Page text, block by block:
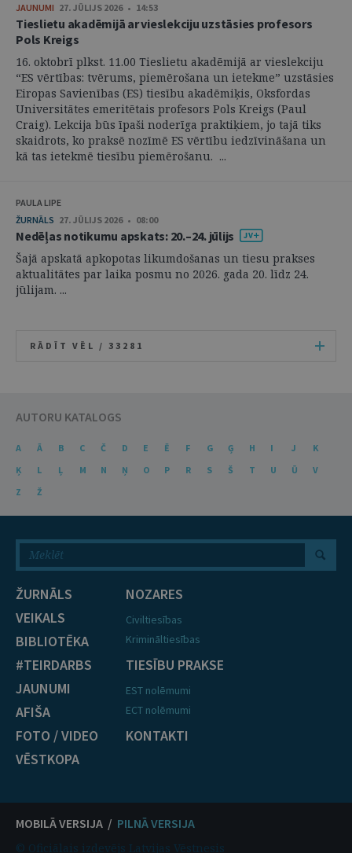
JAUNUMI 27. JŪLIJS 2026 • 14:53
Tieslietu akadēmijā ar vieslekciju uzstāsies profesors
Pols Kreigs
16. oktobrī plkst. 11.00 Tieslietu akadēmijā ar vieslekciju
“ES vērtības: tvērums, piemērošana un ietekme” uzstāsies
Eiropas Savienības (ES) tiesību akadēmiķis, Oksfordas
Universitātes emeritētais profesors Pols Kreigs (Paul
Craig). Lekcija būs īpaši noderīga praktiķiem, jo tajā tiks
skaidrots, ko praksē nozīmē ES vērtību iedzīvināšana un
kā tas ietekmē tiesību piemērošanu. ...
PAULA LIPE
ŽURNĀLS 27. JŪLIJS 2026 • 08:00
Nedēļas notikumu apskats: 20.–24. jūlijs
Šajā apskatā apkopotas likumdošanas un tiesu prakses
aktualitātes par laika posmu no 2026. gada 20. līdz 24.
jūlijam. ...
RĀDĪT VĒL / 33281
AUTORU KATALOGS
A Ā B C Č D E Ē F G Ģ H I J
K
Ķ
L Ļ M N Ņ O P R S Š T U Ū
V
Z
Ž
ŽURNĀLS
VEIKALS
BIBLIOTĒKA
#TEIRDARBS
JAUNUMI
AFIŠA
FOTO / VIDEO
VĒSTKOPA
NOZARES
Civiltiesības
Krimināltiesības
TIESĪBU PRAKSE
EST nolēmumi
ECT nolēmumi
KONTAKTI
MOBILĀ VERSIJA / PILNĀ VERSIJA
© Oficiālais izdevējs Latvijas Vēstnesis